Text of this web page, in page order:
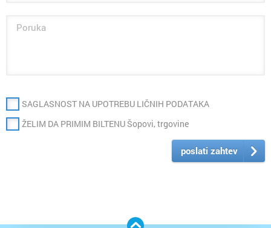
SAGLASNOST NA UPOTREBU LIČNIH PODATAKA
ŽELIM DA PRIMIM BILTENU Šopovi, trgovine
poslati zahtev